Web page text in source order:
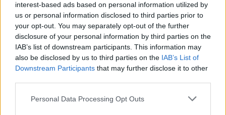
interest-based ads based on personal information utilized by
us or personal information disclosed to third parties prior to
your opt-out. You may separately opt-out of the further
disclosure of your personal information by third parties on the
IAB’s list of downstream participants. This information may
also be disclosed by us to third parties on the IAB’s List of
Downstream Participants that may further disclose it to other
Personal Data Processing Opt Outs